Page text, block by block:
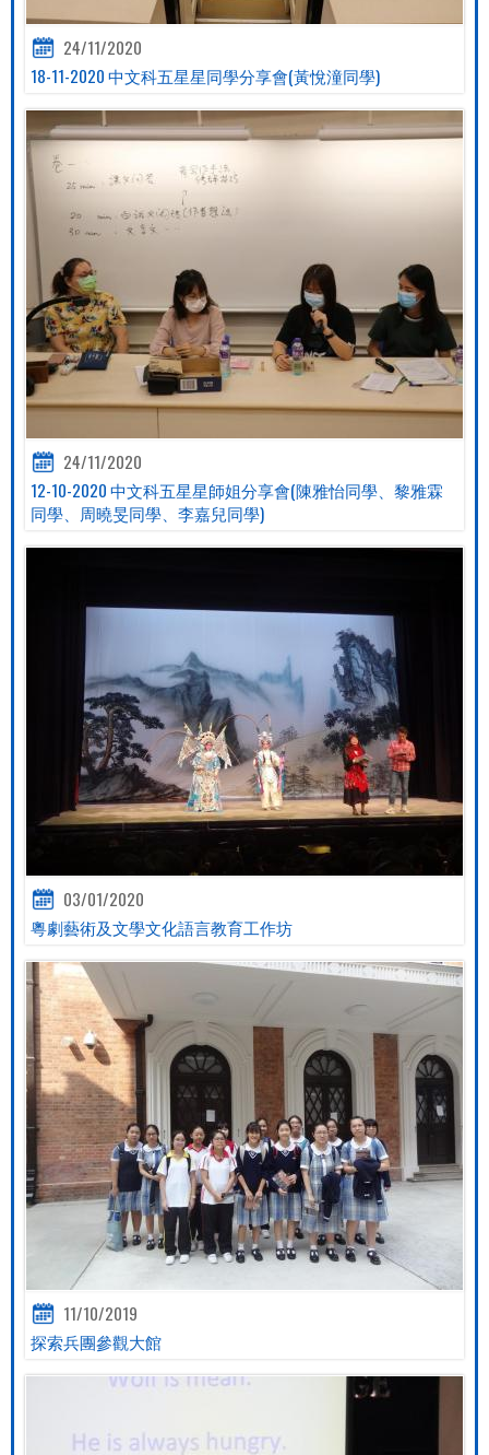
24/11/2020
18-11-2020 中文科五星星同學分享會(黃悅潼同學)
24/11/2020
12-10-2020 中文科五星星師姐分享會(陳雅怡同學、黎雅霖
同學、周曉旻同學、李嘉兒同學)
03/01/2020
粵劇藝術及文學文化語言教育工作坊
11/10/2019
探索兵團參觀大館